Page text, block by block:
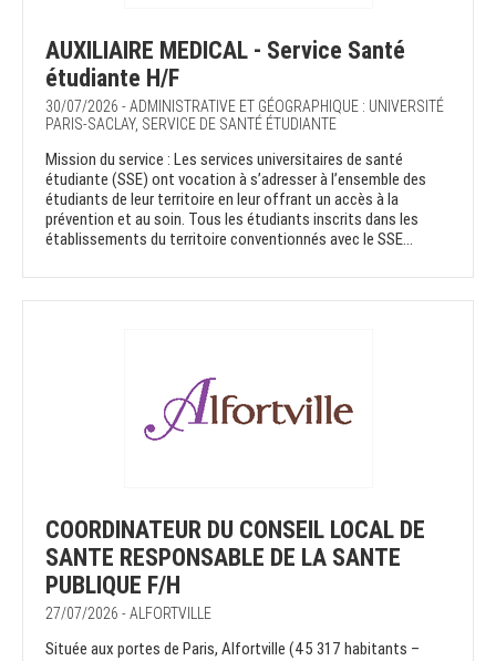
AUXILIAIRE MEDICAL - Service Santé
étudiante H/F
30/07/2026 - ADMINISTRATIVE ET GÉOGRAPHIQUE : UNIVERSITÉ
PARIS-SACLAY, SERVICE DE SANTÉ ÉTUDIANTE
Mission du service : Les services universitaires de santé
étudiante (SSE) ont vocation à s’adresser à l’ensemble des
étudiants de leur territoire en leur offrant un accès à la
prévention et au soin. Tous les étudiants inscrits dans les
établissements du territoire conventionnés avec le SSE...
COORDINATEUR DU CONSEIL LOCAL DE
SANTE RESPONSABLE DE LA SANTE
PUBLIQUE F/H
27/07/2026 - ALFORTVILLE
Située aux portes de Paris, Alfortville (45 317 habitants –